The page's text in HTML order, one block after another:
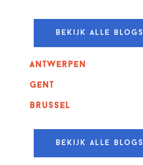
Bekijk alle blogs
Antwerpen
GENT
Brussel
Bekijk alle blogs